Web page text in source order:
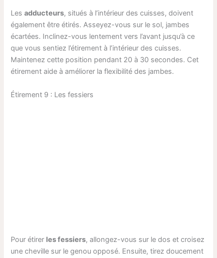
Lesadducteurs, situés à l’intérieur des cuisses, doivent
également être étirés. Asseyez-vous sur le sol, jambes
écartées. Inclinez-vous lentement vers l’avant jusqu’à ce
que vous sentiez l’étirement à l’intérieur des cuisses.
Maintenez cette position pendant 20 à 30 secondes. Cet
étirement aide à améliorer la flexibilité des jambes.
Étirement 9 : Les fessiers
Pour étirer les fessiers, allongez-vous sur le dos et croisez
une cheville sur le genou opposé. Ensuite, tirez doucement